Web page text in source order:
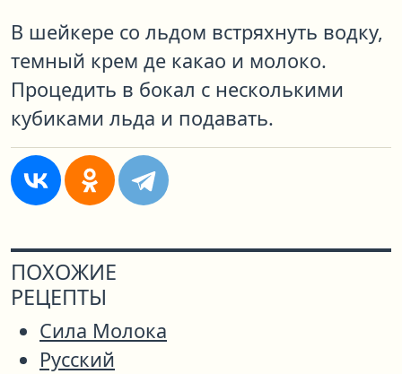
В шейкере со льдом встряхнуть водку,
темный крем де какао и молоко.
Процедить в бокал с несколькими
кубиками льда и подавать.
ПОХОЖИЕ
РЕЦЕПТЫ
Сила Молока
Русский